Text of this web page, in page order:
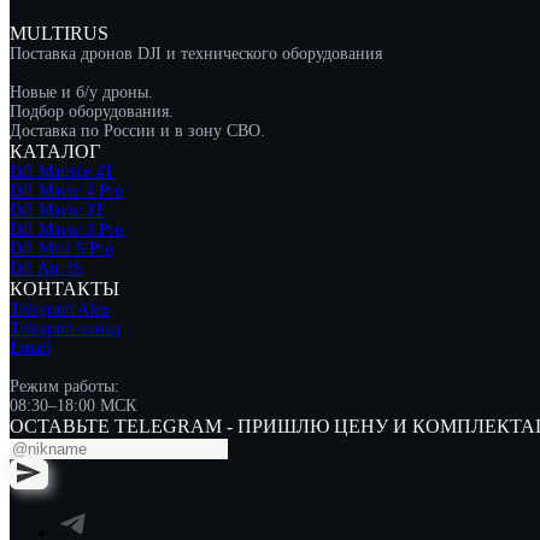
MULTIRUS
Поставка дронов DJI и технического оборудования
Новые и б/у дроны.
Подбор оборудования.
Доставка по России и в зону СВО.
КАТАЛОГ
DJI Matrice 4T
DJI Mavic 4 Pro
DJI Mavic 3T
DJI Mavic 3 Pro
DJI Mini 5 Pro
DJI Air 3S
КОНТАКТЫ
Telegram Alex
Telegram-канал
Email
Режим работы:
08:30–18:00 МСК
ОСТАВЬТЕ TELEGRAM - ПРИШЛЮ ЦЕНУ И